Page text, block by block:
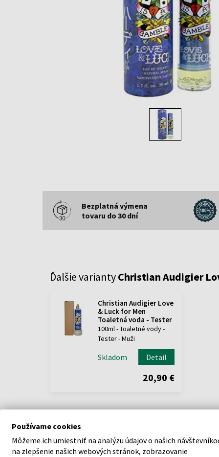
Bezplatná výmena
tovaru do 30 dní
Ďalšie variantyChristian Audigier
Christian Audigier Love
& Luck for Men
Toaletná voda - Tester
100ml - Toaletné vody -
Tester - Muži
Skladom Detail
20,90 €
Používame cookies
Môžeme ich umiestniť na analýzu údajov o našich
na zlepšenie našich webových stránok, zobrazovanie